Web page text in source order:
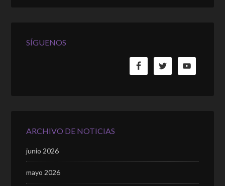
SÍGUENOS
ARCHIVO DE NOTICIAS
junio 2026
mayo 2026